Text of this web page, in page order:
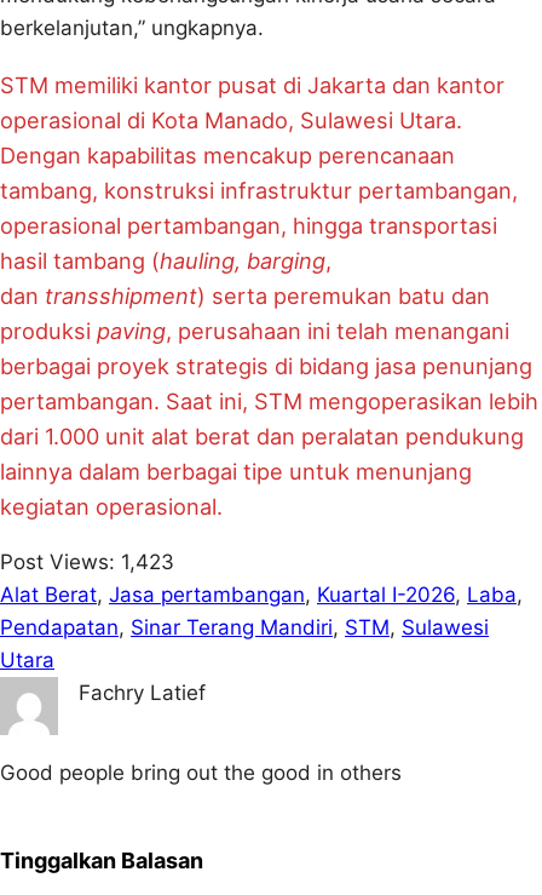
berkelanjutan,” ungkapnya.
STM memiliki kantor pusat di Jakarta dan kantor
operasional di Kota Manado, Sulawesi Utara.
Dengan kapabilitas mencakup perencanaan
tambang, konstruksi infrastruktur pertambangan,
operasional pertambangan, hingga transportasi
hasil tambang (hauling, barging,
dan transshipment) serta peremukan batu dan
produksi paving, perusahaan ini telah menangani
berbagai proyek strategis di bidang jasa penunjang
pertambangan. Saat ini, STM mengoperasikan lebih
dari 1.000 unit alat berat dan peralatan pendukung
lainnya dalam berbagai tipe untuk menunjang
kegiatan operasional.
Post Views: 1,423
Alat Berat, Jasa pertambangan, Kuartal I-2026, Laba
Pendapatan, Sinar Terang Mandiri, STM, Sulawesi
Utara
Fachry Latief
Good people bring out the good in others
Tinggalkan Balasan